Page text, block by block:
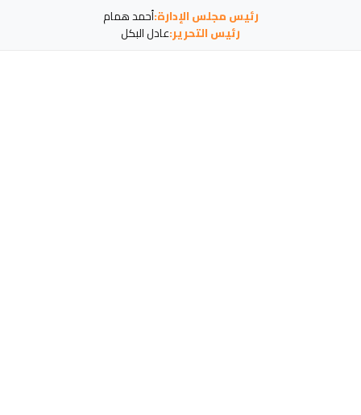
رئيس مجلس الإدارة:أحمد همام
رئيس التحرير:عادل البكل